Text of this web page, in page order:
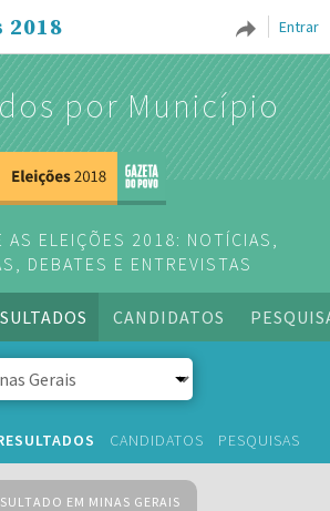
Entrar
2018
por Município
AS ELEIÇÕES 2018: NOTÍCIAS,
DEBATES E ENTREVISTAS
CANDIDATOS
CANDIDATOS PESQUISAS
EM MINAS GERAIS